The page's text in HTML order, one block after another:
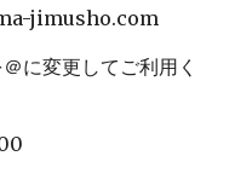
jimusho.com
＠に変更してご利用く